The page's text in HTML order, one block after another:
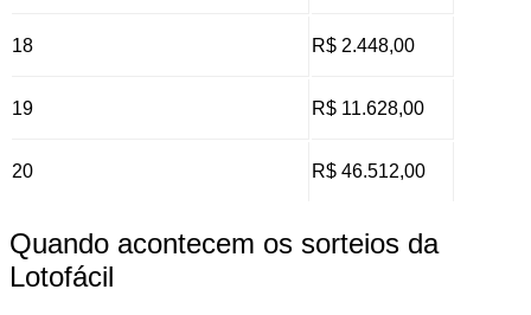
18 R$ 2.448,00
19 R$ 11.628,00
20 R$ 46.512,00
Quando acontecem os sorteios da
Lotofácil